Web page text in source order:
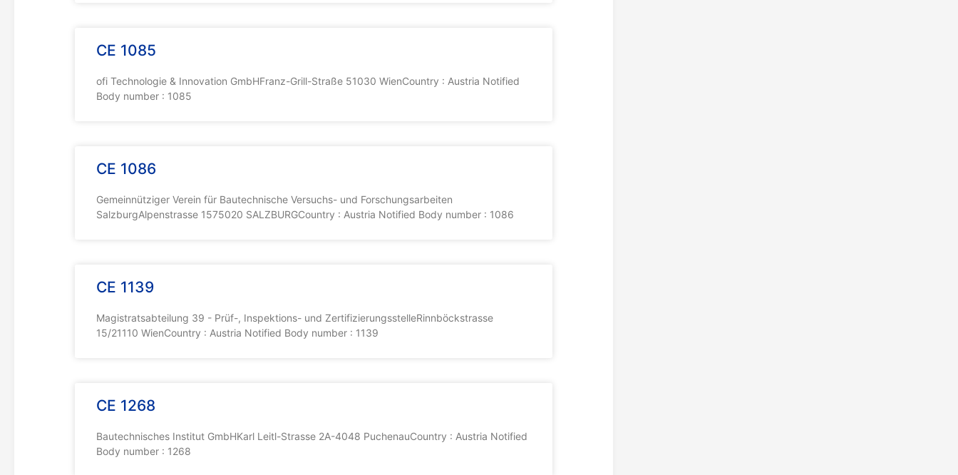
CE 1085
ofi Technologie & Innovation GmbHFranz-Grill-Straße 51030 WienCountry : Austria Notified
Body number : 1085
CE 1086
Gemeinnütziger Verein für Bautechnische Versuchs- und Forschungsarbeiten
SalzburgAlpenstrasse 1575020 SALZBURGCountry : Austria Notified Body number : 1086
CE 1139
Magistratsabteilung 39 - Prüf-, Inspektions- und ZertifizierungsstelleRinnböckstrasse
15/21110 WienCountry : Austria Notified Body number : 1139
CE 1268
Bautechnisches Institut GmbHKarl Leitl-Strasse 2A-4048 PuchenauCountry : Austria Notified
Body number : 1268